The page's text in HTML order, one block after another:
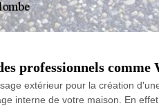
professionnels comme
extérieur pour la création
interne de votre maison. En